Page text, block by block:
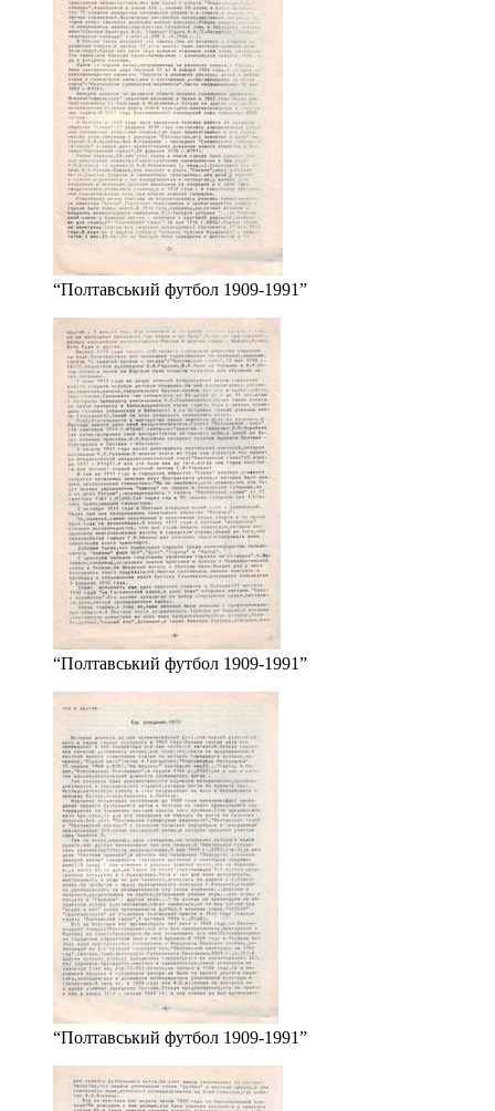
“Полтавський футбол 1909-1991”
“Полтавський футбол 1909-1991”
“Полтавський футбол 1909-1991”